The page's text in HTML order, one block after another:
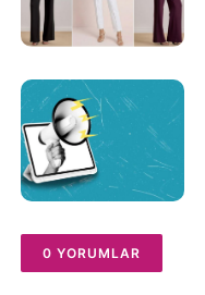
0 YORUMLAR